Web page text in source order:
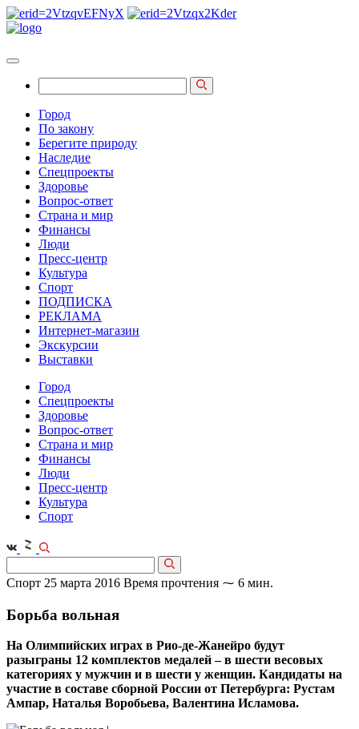
Город
По закону
Берегите природу
Наследие
Спецпроекты
Здоровье
Вопрос-ответ
Страна и мир
Финансы
Люди
Пресс-центр
Культура
Спорт
ПОДПИСКА
РЕКЛАМА
Интернет-магазин
Экскурсии
Выставки
Город
Спецпроекты
Здоровье
Вопрос-ответ
Страна и мир
Финансы
Люди
Пресс-центр
Культура
Спорт
Спорт 25 марта 2016 Время прочтения ⁓ 6 мин.
Борьба вольная
На Олимпийских играх в Рио-де-Жанейро будут
разыграны 12 комплектов медалей – в шести весовых
категориях у мужчин и в шести у женщин. Кандидаты на
участие в составе сборной России от Петербурга: Рустам
Ампар, Наталья Воробьева, Валентина Исламова.